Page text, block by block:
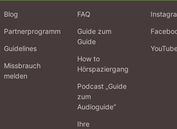
Blog
Partnerprogramm
Guidelines
Missbrauch
melden
FAQ
Guide zum
Guide
How to
Hörspaziergang
Podcast „Guide
zum
Audioguide“
Ihre